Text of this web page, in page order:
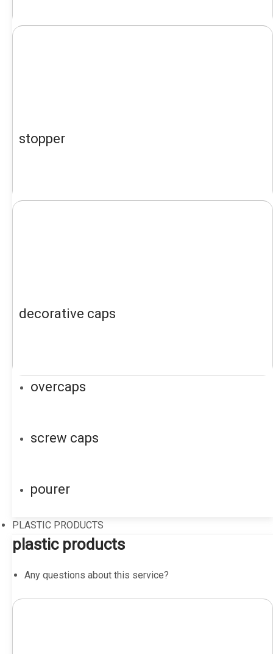
stopper
decorative caps
overcaps
screw caps
pourer
PLASTIC PRODUCTS
plastic products
Any questions about this service?